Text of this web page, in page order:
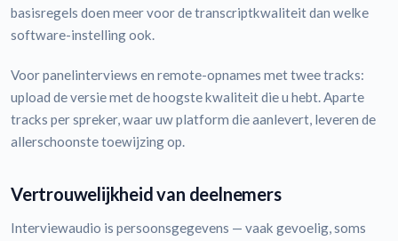
basisregels doen meer voor de transcriptkwaliteit dan welke
software-instelling ook.
Voor panelinterviews en remote-opnames met twee tracks:
upload de versie met de hoogste kwaliteit die u hebt. Aparte
tracks per spreker, waar uw platform die aanlevert, leveren de
allerschoonste toewijzing op.
Vertrouwelijkheid van deelnemers
Interviewaudio is persoonsgegevens — vaak gevoelig, soms